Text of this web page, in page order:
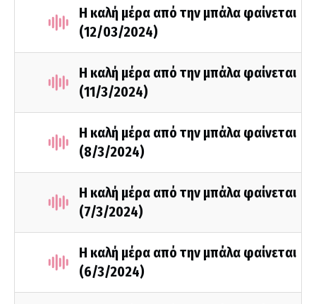
Η καλή μέρα από την μπάλα φαίνεται
(12/03/2024)
Η καλή μέρα από την μπάλα φαίνεται
(11/3/2024)
Η καλή μέρα από την μπάλα φαίνεται
(8/3/2024)
Η καλή μέρα από την μπάλα φαίνεται
(7/3/2024)
Η καλή μέρα από την μπάλα φαίνεται
(6/3/2024)